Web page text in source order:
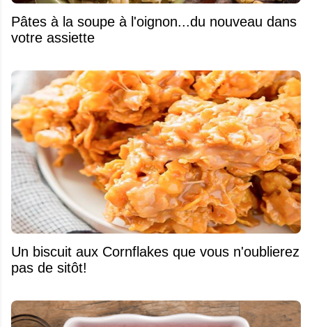
Pâtes à la soupe à l'oignon...du nouveau dans
votre assiette
Un biscuit aux Cornflakes que vous n'oublierez
pas de sitôt!